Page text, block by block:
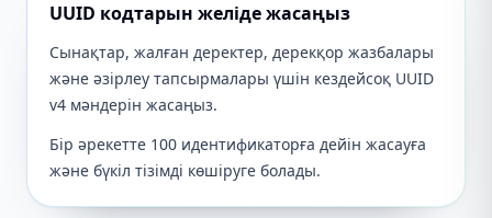
UUID кодтарын желіде жасаңыз
Сынақтар, жалған деректер, дерекқор жазбалары
және әзірлеу тапсырмалары үшін кездейсоқ UUID
v4 мәндерін жасаңыз.
Бір әрекетте 100 идентификаторға дейін жасауға
және бүкіл тізімді көшіруге болады.